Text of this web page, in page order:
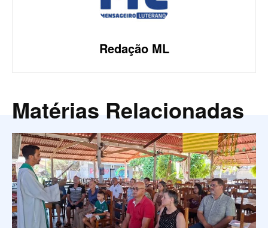
Redação ML
Matérias Relacionadas